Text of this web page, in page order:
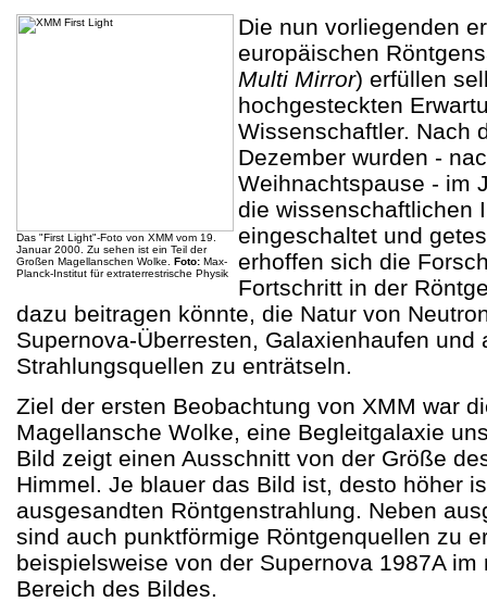
Das "First Light"-Foto von XMM vom 19.
Januar 2000. Zu sehen ist ein Teil der
Großen Magellanschen Wolke. Foto: Max-
Planck-Institut für extraterrestrische Physik
Die nun vorliegenden
europäischen
Multi Mirror) erfüllen
hochgesteckten
Wissenschaftler. Nach
Dezember wurden -
Weihnachtspause - im
die wissenschaftlichen
eingeschaltet und
erhoffen sich die
Fortschritt in der
dazu beitragen könnte, die Natur von
Supernova-Überresten, Galaxienhaufen und
Strahlungsquellen zu enträtseln.
Ziel der ersten Beobachtung von XMM war
Magellansche Wolke, eine Begleitgalaxie
Bild zeigt einen Ausschnitt von der Größe
Himmel. Je blauer das Bild ist, desto höher
ausgesandten Röntgenstrahlung. Neben
sind auch punktförmige Röntgenquellen zu
beispielsweise von der Supernova 1987A im
Bereich des Bildes.